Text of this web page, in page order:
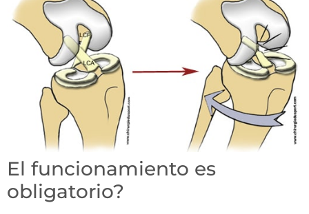
El funcionamiento es
obligatorio?